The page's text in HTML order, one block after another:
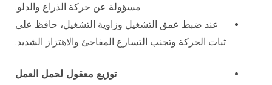
مسؤولة عن حركة الذراع والدلو.
عند ضبط عمق التشغيل وزاوية التشغيل، حافظ على
ثبات الحركة وتجنب التسارع المفاجئ والاهتزاز الشديد.
توزيع معقول لحمل العمل